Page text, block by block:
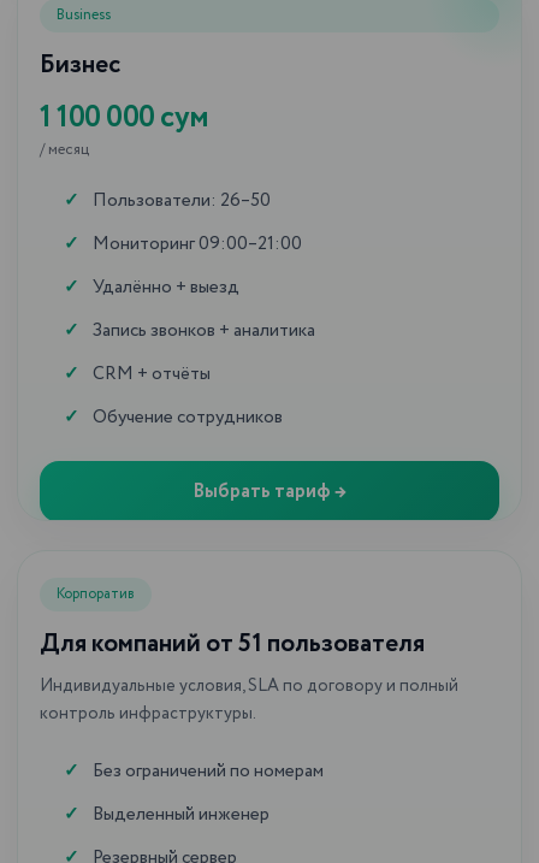
Business
Бизнес
1 100 000 сум
/ месяц
Пользователи: 26–50
Мониторинг 09:00–21:00
Удалённо + выезд
Запись звонков + аналитика
CRM + отчёты
Обучение сотрудников
Выбрать тариф →
Корпоратив
Для компаний от 51 пользователя
Индивидуальные условия, SLA по договору и полный
контроль инфраструктуры.
Без ограничений по номерам
Выделенный инженер
Больше интересных видео
на нашем Ютуб-канале